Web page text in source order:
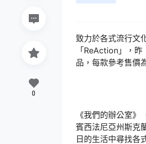
致力於各式流行文
「ReAction」，
品，每款參考售價
《我們的辦公室
賓西法尼亞州斯克
日的生活中尋找各
0